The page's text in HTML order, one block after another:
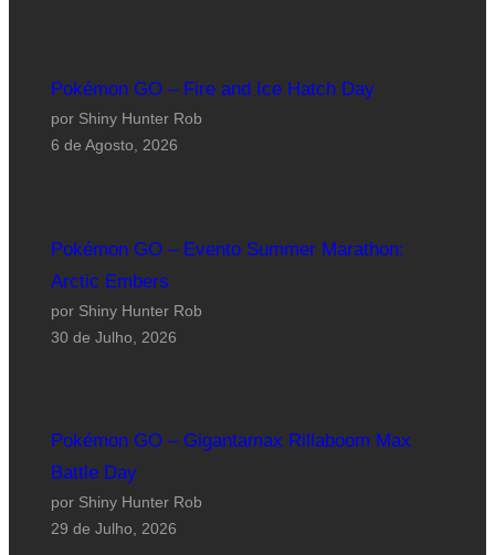
Pokémon GO – Fire and Ice Hatch Day
por Shiny Hunter Rob
6 de Agosto, 2026
Pokémon GO – Evento Summer Marathon:
Arctic Embers
por Shiny Hunter Rob
30 de Julho, 2026
Pokémon GO – Gigantamax Rillaboom Max
Battle Day
por Shiny Hunter Rob
29 de Julho, 2026